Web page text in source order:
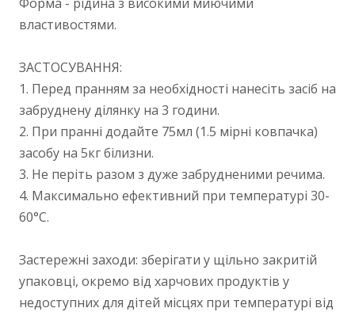
властивостями.
ЗАСТОСУВАННЯ:
1. Перед пранням за необхідності нанесіть засіб на
забруднену ділянку на 3 години.
2. При пранні додайте 75мл (1.5 мірні ковпачка)
засобу на 5кг білизни.
3. Не періть разом з дуже забрудненими речима.
4. Максимально ефективний при температурі 30-
60°С.
Застережні заходи: зберігати у щільно закритій
упаковці, окремо від харчових продуктів у
недоступних для дітей місцях при температурі від